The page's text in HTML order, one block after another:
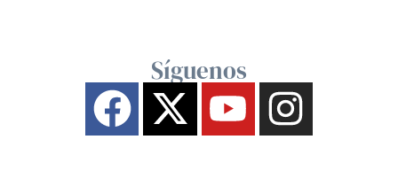
Síguenos